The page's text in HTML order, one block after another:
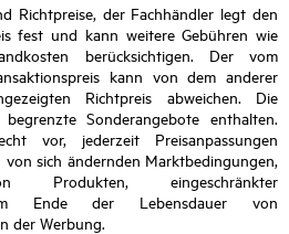
Richtpreise, der Fachhändler legt den
fest und kann weitere Gebühren wie
berücksichtigen. Der vom
kann von dem anderer
Richtpreis abweichen. Die
Sonderangebote enthalten.
vor, jederzeit Preisanpassungen
sich ändernden Marktbedingungen,
eingeschränkter
Ende der Lebensdauer von
der Werbung.